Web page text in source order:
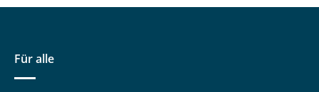
Für alle